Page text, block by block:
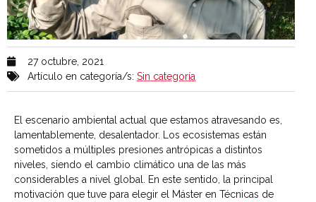
27 octubre, 2021
Artículo en categoría/s: Sin categoría
El escenario ambiental actual que estamos atravesando es,
lamentablemente, desalentador. Los ecosistemas están
sometidos a múltiples presiones antrópicas a distintos
niveles, siendo el cambio climático una de las más
considerables a nivel global. En este sentido, la principal
motivación que tuve para elegir el Máster en Técnicas de